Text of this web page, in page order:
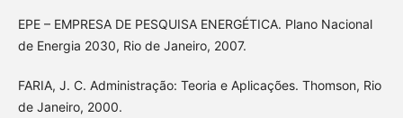
EPE – EMPRESA DE PESQUISA ENERGÉTICA. Plano Nacional
de Energia 2030, Rio de Janeiro, 2007.
FARIA, J. C. Administração: Teoria e Aplicações. Thomson, Rio
de Janeiro, 2000.